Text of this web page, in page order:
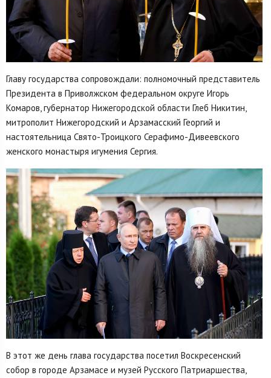
Главу государства сопровождали: полномочный представитель
Президента в Приволжском федеральном округе Игорь
Комаров, губернатор Нижегородской области Глеб Никитин,
митрополит Нижегородский и Арзамасский Георгий и
настоятельница Свято-Троицкого Серафимо-Дивеевского
женского монастыря игумения Сергия.
В этот же день глава государства посетил Воскресенский
собор в городе Арзамасе и музей Русского Патриаршества,